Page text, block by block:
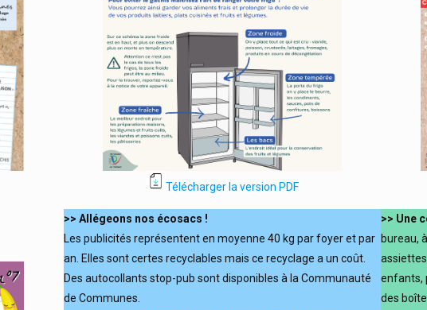
Télécharger la version PDF
>> Allégeons nos écosacs !
Les publicités représentent en moyenne 40 kg par foyer et par
an. Elles sont certes recyclables mais ce recyclage a un coût.
Des autocollants stop-pub sont disponibles à la Communauté
de Communes.
>> Une
bureau,
enfants,
des